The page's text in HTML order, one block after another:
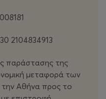
2104834913
παράστασης της
μεταφορά των
Αθήνα προς το